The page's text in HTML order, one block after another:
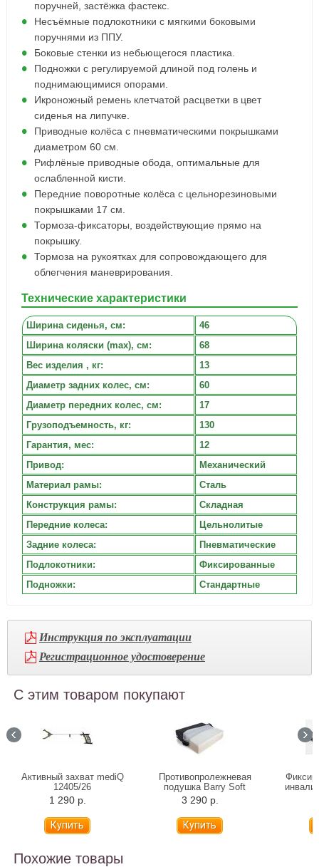
поручней, застёжка фастекс.
Несъёмные подлокотники с мягкими боковыми
поручнями из ППУ.
Боковые стенки из небьющегося пластика.
Подножки с регулируемой длиной под голень и
поднимающимися опорами.
Икроножный ремень клетчатой расцветки в цвет
сиденья на липучке.
Приводные колёса с пневматическими покрышками
диаметром 60 см.
Рифлёные приводные обода, оптимальные для
ослабленной кисти.
Передние поворотные колёса с цельнорезиновыми
покрышками 17 см.
Тормоза-фиксаторы, воздействующие прямо на
покрышку.
Тормоза на рукоятках для сопровождающего для
облегчения маневрирования.
Технические характеристики
Ширина сиденья, cм:
46
Ширина коляски (max), см:
68
Вес изделия , кг:
13
Диаметр задних колес, см:
60
Диаметр передних колес, см:
17
Грузоподъемность, кг:
130
Гарантия, мес:
12
Привод:
Механический
Материал рамы:
Сталь
Конструкция рамы:
Складная
Передние колеса:
Цельнолитые
Задние колеса:
Пневматические
Подлокотники:
Фиксированные
Подножки:
Стандартные
Инструкция по эксплуатации
Регистрационное удостоверение
С этим товаром покупают
Активный захват mediQ
12405/26
1 290 р.
Противопролежневая
подушка Barry Soft
3 290 р.
Похожие товары